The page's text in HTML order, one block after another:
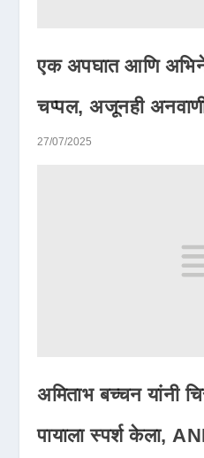
एक अपघात आणि
चप्पल, अजूनही
27/07/2025
अमिताभ बच्चन यांनी
पायाला स्पर्श केला,